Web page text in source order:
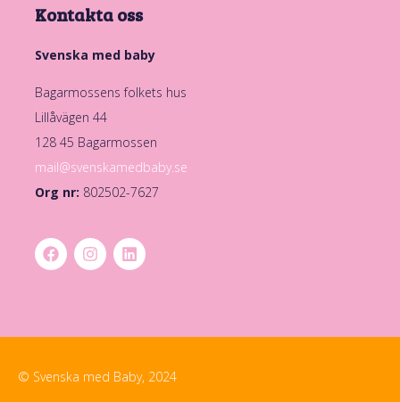
Kontakta oss
Svenska med baby
Bagarmossens folkets hus
Lillåvägen 44
128 45 Bagarmossen
mail@svenskamedbaby.se
Org nr: 802502-7627
© Svenska med Baby, 2024